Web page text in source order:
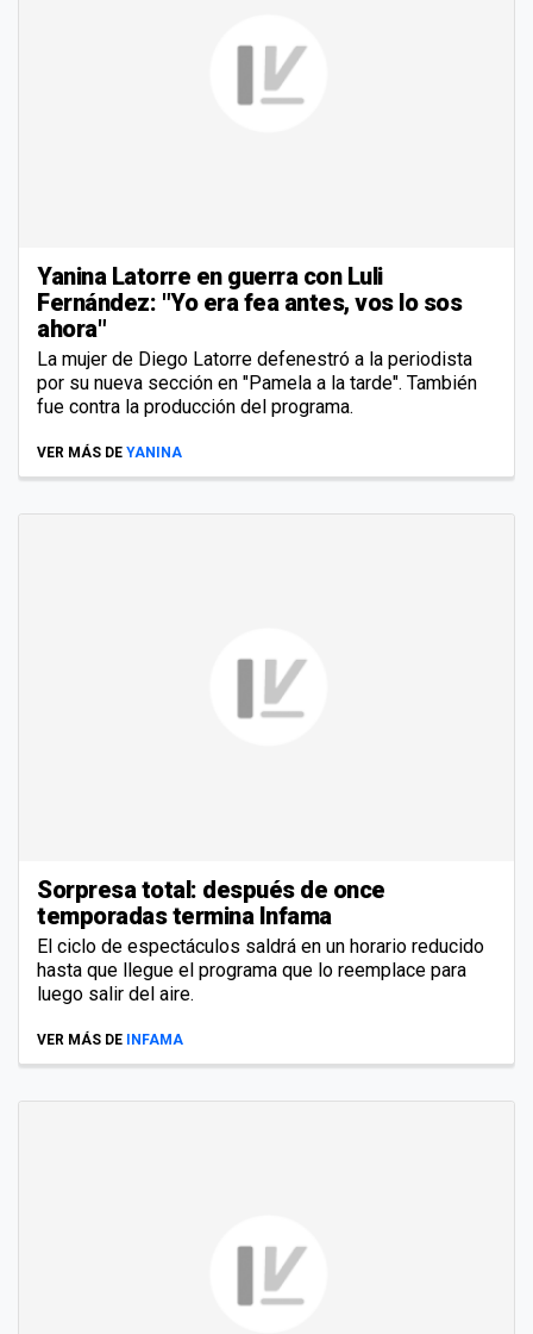
Yanina Latorre en guerra con Luli
Fernández: "Yo era fea antes, vos lo sos
ahora"
La mujer de Diego Latorre defenestró a la periodista
por su nueva sección en "Pamela a la tarde". También
fue contra la producción del programa.
VER MÁS DE YANINA
Sorpresa total: después de once
temporadas termina Infama
El ciclo de espectáculos saldrá en un horario reducido
hasta que llegue el programa que lo reemplace para
luego salir del aire.
VER MÁS DE INFAMA